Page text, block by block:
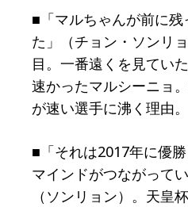
■「マルちゃんが前に残
た」（チョン・ソンリ
目。一番遠くを見てい
速かったマルシーニョ
が速い選手に沸く理由。
■「それは2017年に優
マインドがつながって
（ソンリョン）。天皇